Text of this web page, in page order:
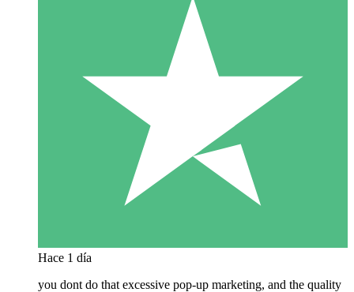
Hace 1 día
you dont do that excessive pop-up marketing, and the quality